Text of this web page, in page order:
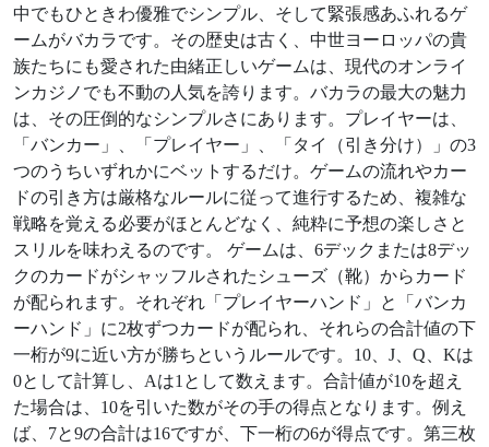
中でもひときわ優雅でシンプル、そして緊張感あふれるゲ
ームがバカラです。その歴史は古く、中世ヨーロッパの貴
族たちにも愛された由緒正しいゲームは、現代のオンライ
ンカジノでも不動の人気を誇ります。バカラの最大の魅力
は、その圧倒的なシンプルさにあります。プレイヤーは、
「バンカー」、「プレイヤー」、「タイ（引き分け）」の3
つのうちいずれかにベットするだけ。ゲームの流れやカー
ドの引き方は厳格なルールに従って進行するため、複雑な
戦略を覚える必要がほとんどなく、純粋に予想の楽しさと
スリルを味わえるのです。 ゲームは、6デックまたは8デッ
クのカードがシャッフルされたシューズ（靴）からカード
が配られます。それぞれ「プレイヤーハンド」と「バンカ
ーハンド」に2枚ずつカードが配られ、それらの合計値の下
一桁が9に近い方が勝ちというルールです。10、J、Q、Kは
0として計算し、Aは1として数えます。合計値が10を超え
た場合は、10を引いた数がその手の得点となります。例え
ば、7と9の合計は16ですが、下一桁の6が得点です。第三枚